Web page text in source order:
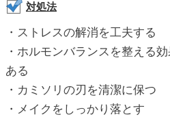
対処法
・ストレスの解消を工夫する
・ホルモンバランスを整える
ある
・カミソリの刃を清潔に保つ
・メイクをしっかり落とす